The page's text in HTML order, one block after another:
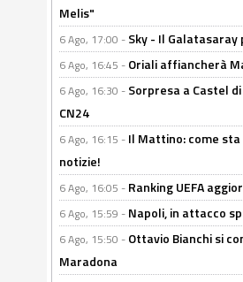
Melis"
6 Ago, 17:00 - Sky - Il
6 Ago, 16:45 - Oriali affiancherà
6 Ago, 16:30 - Sorpresa a Castel
CN24
6 Ago, 16:15 - Il Mattino: come sta
notizie!
6 Ago, 16:05 - Ranking UEFA
6 Ago, 15:59 - Napoli, in attacco
6 Ago, 15:50 - Ottavio Bianchi si
Maradona